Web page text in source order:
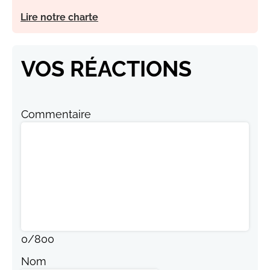
Lire notre charte
VOS RÉACTIONS
Commentaire
0/800
Nom